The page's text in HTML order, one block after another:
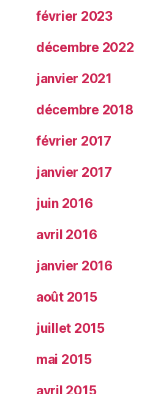
février 2023
décembre 2022
janvier 2021
décembre 2018
février 2017
janvier 2017
juin 2016
avril 2016
janvier 2016
août 2015
juillet 2015
mai 2015
avril 2015